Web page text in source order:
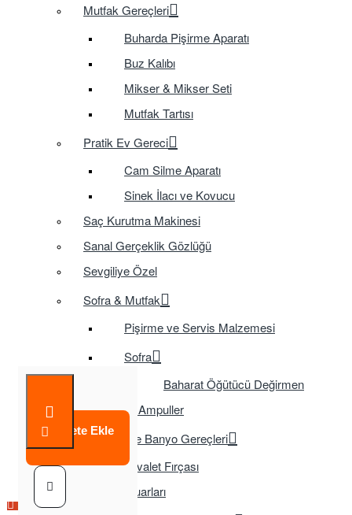
Mutfak Gereçleri
Buharda Pişirme Aparatı
Buz Kalıbı
Mikser & Mikser Seti
Mutfak Tartısı
Pratik Ev Gereci
Cam Silme Aparatı
Sinek İlacı ve Kovucu
Saç Kurutma Makinesi
Sanal Gerçeklik Gözlüğü
Sevgiliye Özel
Sofra & Mutfak
Pişirme ve Servis Malzemesi
Sofra
Baharat Öğütücü Değirmen
Tasarruflu Ampuller
Temizlik ve Banyo Gereçleri
Tuvalet Fırçası
TV Aksesuarları
Sepete Ekle
Çok Satılan Ürün